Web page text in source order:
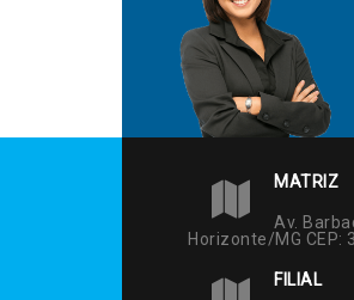
MATRIZ
Av.
Horizonte/MG CEP:
FILIAL